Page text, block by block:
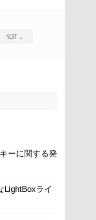
NEXT→
ーに関する発
LightBoxライ